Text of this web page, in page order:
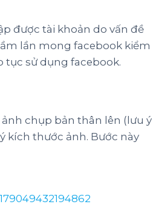
được tài khoản do vấn đề
lần mong facebook kiểm
tục sử dụng facebook.
chụp bản thân lên (lưu ý
kích thước ảnh. Bước này